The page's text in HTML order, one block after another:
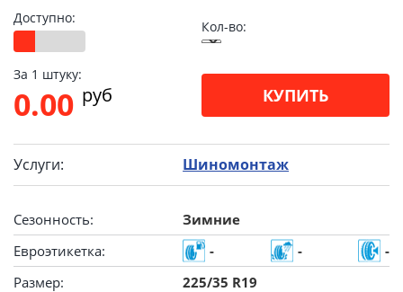
Доступно:
Кол-во:
За 1 штуку:
0.00 pуб КУПИТЬ
Услуги: Шиномонтаж
Сезонность:
Зимние
Евроэтикетка:
- -
-
Размер:
225/35 R19